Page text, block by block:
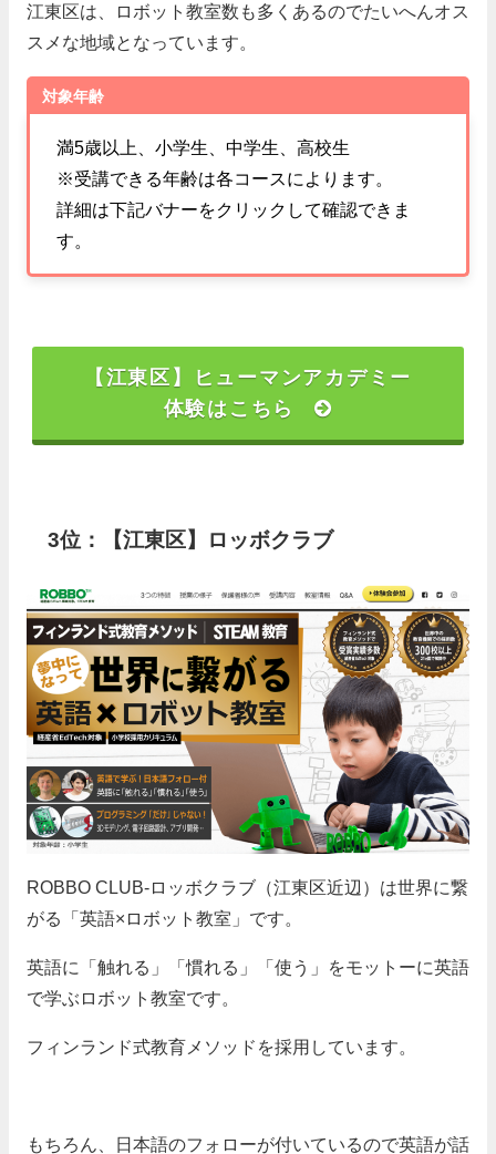
江東区は、ロボット教室数も多くあるのでたいへんオス
スメな地域となっています。
対象年齢
満5歳以上、小学生、中学生、高校生
※受講できる年齢は各コースによります。
詳細は下記バナーをクリックして確認できま
す。
【江東区】ヒューマンアカデミー
体験はこちら
3位：【江東区】ロッボクラブ
ROBBO CLUB-ロッボクラブ（江東区近辺）は世界に繋
がる「英語×ロボット教室」です。
英語に「触れる」「慣れる」「使う」をモットーに英語
で学ぶロボット教室です。
フィンランド式教育メソッドを採用しています。
もちろん、日本語のフォローが付いているので英語が話